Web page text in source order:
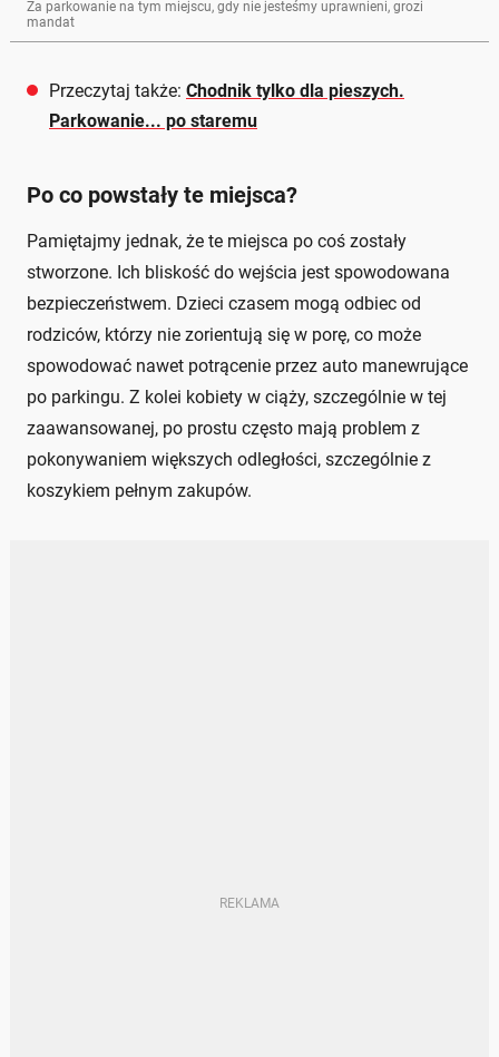
Za parkowanie na tym miejscu, gdy nie jesteśmy uprawnieni, grozi
mandat
Przeczytaj także: Chodnik tylko dla pieszych.
Parkowanie... po staremu
Po co powstały te miejsca?
Pamiętajmy jednak, że te miejsca po coś zostały
stworzone. Ich bliskość do wejścia jest spowodowana
bezpieczeństwem. Dzieci czasem mogą odbiec od
rodziców, którzy nie zorientują się w porę, co może
spowodować nawet potrącenie przez auto manewrujące
po parkingu. Z kolei kobiety w ciąży, szczególnie w tej
zaawansowanej, po prostu często mają problem z
pokonywaniem większych odległości, szczególnie z
koszykiem pełnym zakupów.